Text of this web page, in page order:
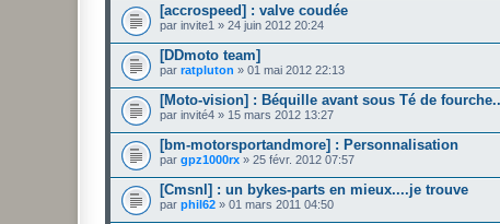
[accrospeed] : valve coudée
par invite1 » 24 juin 2012 20:24
[DDmoto team]
par ratpluton » 01 mai 2012 22:13
[Moto-vision] : Béquille avant sous Té de
par invité4 » 15 mars 2012 13:27
[bm-motorsportandmore] : Personnalisation
par gpz1000rx » 25 févr. 2012 07:57
[Cmsnl] : un bykes-parts en mieux....je trouve
par phil62 » 01 mars 2011 04:50